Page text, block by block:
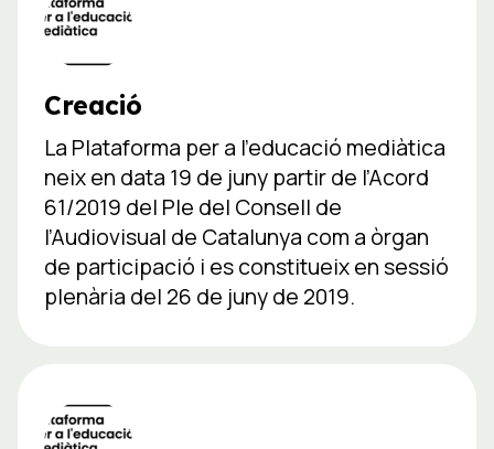
Creació
La Plataforma per a l’educació mediàtica
neix en data 19 de juny partir de l’Acord
61/2019 del Ple del Consell de
l’Audiovisual de Catalunya com a òrgan
de participació i es constitueix en sessió
plenària del 26 de juny de 2019.